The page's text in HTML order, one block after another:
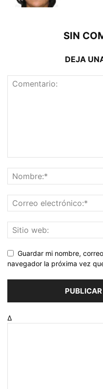
SIN
DEJA
Guardar mi nombre,
navegador la próxima vez
Δ